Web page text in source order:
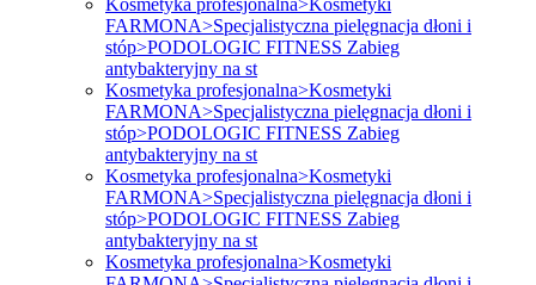
FARMONA>Specjalistyczna pielęgnacja dłoni i
stóp>PODOLOGIC FITNESS Zabieg
antybakteryjny na st
Kosmetyka profesjonalna>Kosmetyki
FARMONA>Specjalistyczna pielęgnacja dłoni i
stóp>PODOLOGIC FITNESS Zabieg
antybakteryjny na st
Kosmetyka profesjonalna>Kosmetyki
FARMONA>Specjalistyczna pielęgnacja dłoni i
stóp>PODOLOGIC FITNESS Zabieg
antybakteryjny na st
Kosmetyka profesjonalna>Kosmetyki